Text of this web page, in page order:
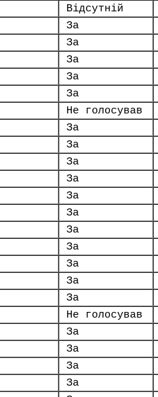
Відсутній
За
За
За
За
За
Не голосував
За
За
За
За
За
За
За
За
За
За
За
Не голосував
За
За
За
За